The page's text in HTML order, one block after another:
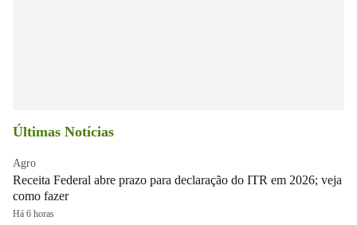
Últimas Notícias
Agro
Receita Federal abre prazo para declaração do ITR em 2026; veja
como fazer
Há 6 horas